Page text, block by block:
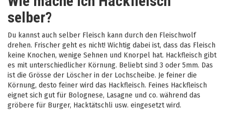
selber?
Du kannst auch selber Fleisch kann durch den Fleischwolf
drehen. Frischer geht es nicht! Wichtig dabei ist, dass das Fleisch
keine Knochen, wenige Sehnen und Knorpel hat. Hackfleisch gibt
es mit unterschiedlicher Körnung. Beliebt sind 3 oder 5mm. Das
ist die Grösse der Löscher in der Lochscheibe. Je feiner die
Körnung, desto feiner wird das Hackfleisch. Feines Hackfleisch
eignet sich gut für Bolognese, Lasagne und co. während das
gröbere für Burger, Hacktätschli usw. eingesetzt wird.